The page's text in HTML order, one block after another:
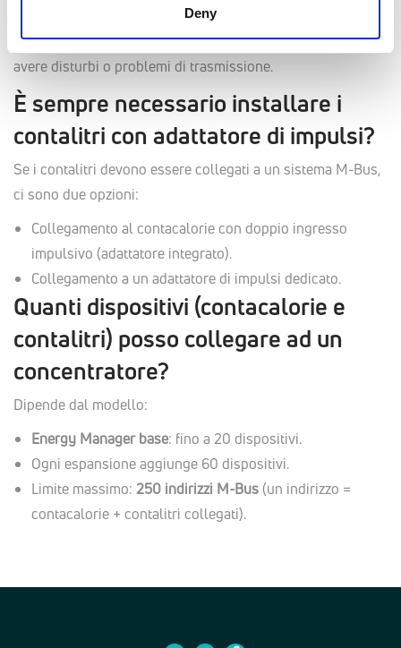
Deny
No. Emmeti non propone sistemi senza fili perché i
contatori sono installati in cassette metalliche, dove è facile
avere disturbi o problemi di trasmissione.
È sempre necessario installare i
contalitri con adattatore di impulsi?
Se i contalitri devono essere collegati a un sistema M-Bus,
ci sono due opzioni:
Collegamento al contacalorie con doppio ingresso
impulsivo (adattatore integrato).
Collegamento a un adattatore di impulsi dedicato.
Quanti dispositivi (contacalorie e
contalitri) posso collegare ad un
concentratore?
Dipende dal modello:
Energy Manager base: fino a 20 dispositivi.
Ogni espansione aggiunge 60 dispositivi.
Limite massimo: 250 indirizzi M-Bus (un indirizzo =
contacalorie + contalitri collegati).